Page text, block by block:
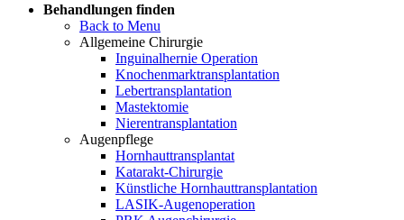
Behandlungen finden
Back to Menu
Allgemeine Chirurgie
Inguinalhernie Operation
Knochenmarktransplantation
Lebertransplantation
Mastektomie
Nierentransplantation
Augenpflege
Hornhauttransplantat
Katarakt-Chirurgie
Künstliche Hornhauttransplantation
LASIK-Augenoperation